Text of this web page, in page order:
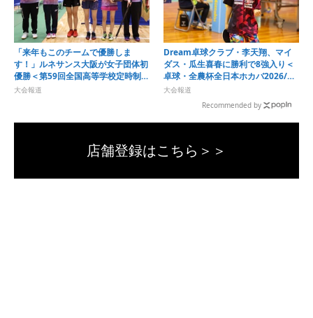
「来年もこのチームで優勝しま
す！」ルネサンス大阪が女子団体初
優勝＜第59回全国高等学校定時制通
信制卓球大会＞
大会報道
Dream卓球クラブ・李天翔、マイ
ダス・瓜生喜春に勝利で8強入り＜
卓球・全農杯全日本ホカバ2026/カ
ブ男子1～3回戦＞
大会報道
Recommended by
店舗登録はこちら＞＞